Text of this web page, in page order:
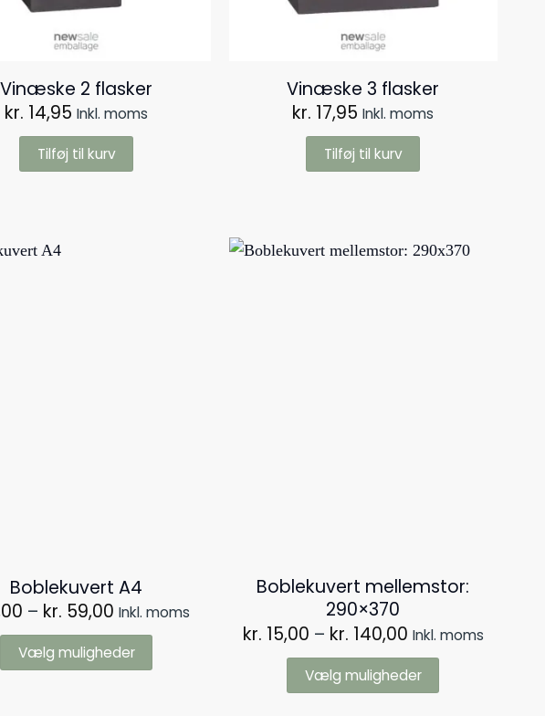
Vinæske 2 flasker
kr. 14,95 Inkl. moms
Tilføj til kurv
Vinæske 3 flasker​
kr. 17,95 Inkl. moms
Tilføj til kurv
Boblekuvert A4
– kr. 59,00Prisinterval:
kr. 7,00
til
kr. 59,00
Inkl. moms
Vælg muligheder
Boblekuvert mellemstor:
290×370
kr. 15,00 – kr. 140,00Prisinterval:
til
kr. 140,00
Inkl. moms
Vælg muligheder